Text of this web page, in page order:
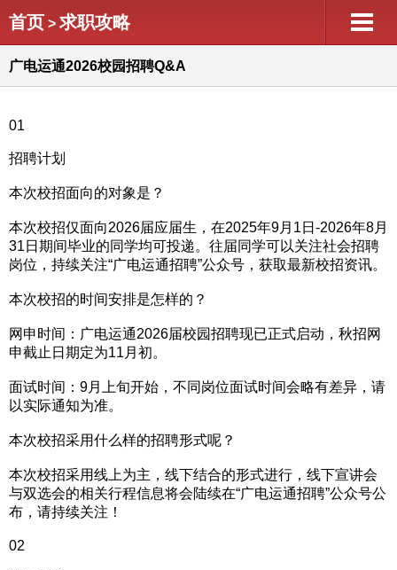
首页 > 求职攻略
广电运通2026校园招聘Q&A
01
招聘计划
本次校招面向的对象是？
本次校招仅面向2026届应届生，在2025年9月1日-2026年8月
31日期间毕业的同学均可投递。往届同学可以关注社会招聘
岗位，持续关注“广电运通招聘”公众号，获取最新校招资讯。
本次校招的时间安排是怎样的？
网申时间：广电运通2026届校园招聘现已正式启动，秋招网
申截止日期定为11月初。
面试时间：9月上旬开始，不同岗位面试时间会略有差异，请
以实际通知为准。
本次校招采用什么样的招聘形式呢？
本次校招采用线上为主，线下结合的形式进行，线下宣讲会
与双选会的相关行程信息将会陆续在“广电运通招聘”公众号公
布，请持续关注！
02